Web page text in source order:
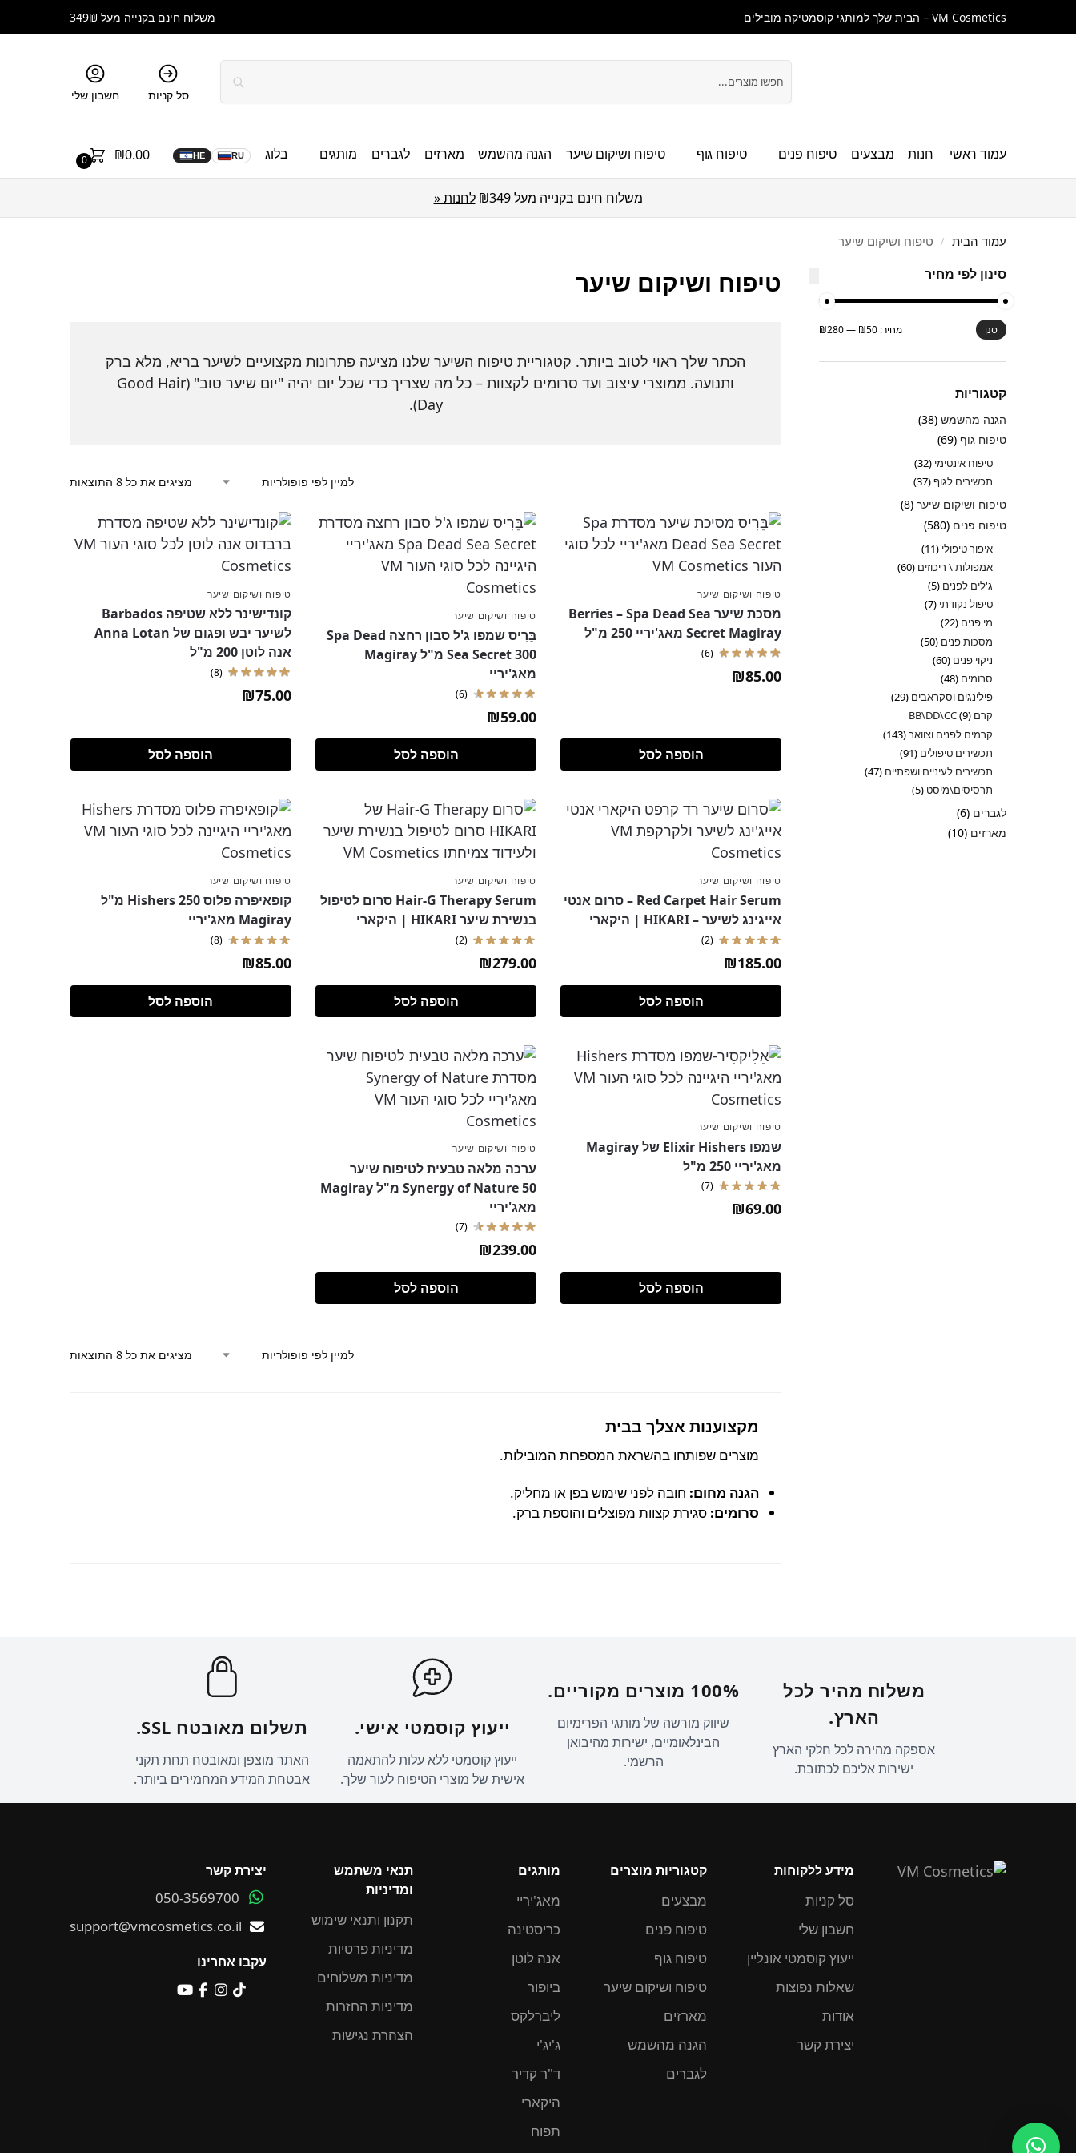
VM Cosmetics – הבית שלך למותגי קוסמטיקה מובילים משלוח חינם בקנייה מעל 349₪
סל קניות חשבון שלי
עמוד ראשי חנות מבצעים טיפוח פנים טיפוח גוף טיפוח ושיקום שיער הגנה מהשמש מארזים לגברים מותגים בלוג HE RU
₪0.00
0
משלוח חינם בקנייה מעל ₪349 לחנות «
עמוד הבית / טיפוח ושיקום שיער
טיפוח ושיקום שיער
הכתר שלך ראוי לטוב ביותר. קטגוריית טיפוח השיער שלנו מציעה פתרונות מקצועיים לשיער בריא, מלא ברק
ותנועה. ממוצרי עיצוב ועד סרומים לקצוות – כל מה שצריך כדי שכל יום יהיה "יום שיער טוב" (Good Hair
Day).
מציגים את כל ⁦8⁩ התוצאות
טיפוח ושיקום שיער
מסכת שיער Berries – Spa Dead Sea
Secret Magiray מאג'יריי 250 מ"ל
(6)
₪85.00
הוספה לסל
טיפוח ושיקום שיער
בֵּרִיס שמפו ג'ל סבון רחצה Spa Dead
Sea Secret 300 מ"ל Magiray
מאג'יריי
(6)
₪59.00
הוספה לסל
טיפוח ושיקום שיער
קונדישינר ללא שטיפה Barbados
לשיער יבש ופגום של Anna Lotan
אנה לוטן 200 מ"ל
(8)
₪75.00
הוספה לסל
טיפוח ושיקום שיער
Red Carpet Hair Serum – סרום אנטי
אייגינג לשיער – HIKARI | היקארי
(2)
₪185.00
הוספה לסל
טיפוח ושיקום שיער
Hair-G Therapy Serum סרום לטיפול
בנשירת שיער HIKARI | היקארי
(2)
₪279.00
הוספה לסל
טיפוח ושיקום שיער
קופאיפרה פלוס Hishers 250 מ"ל
Magiray מאג'יריי
(8)
₪85.00
הוספה לסל
טיפוח ושיקום שיער
שמפו Elixir Hishers של Magiray
מאג'יריי 250 מ"ל
(7)
₪69.00
הוספה לסל
טיפוח ושיקום שיער
ערכה מלאה טבעית לטיפוח שיער
Synergy of Nature 50 מ"ל Magiray
מאג'יריי
(7)
₪239.00
הוספה לסל
מציגים את כל ⁦8⁩ התוצאות
מקצוענות אצלך בבית
מוצרים שפותחו בהשראת המספרות המובילות.
הגנה מחום: חובה לפני שימוש בפן או מחליק.
סרומים: סגירת קצוות מפוצלים והוספת ברק.
סינון לפי מחיר
סנן מחיר: ₪50
—
₪280
קטגוריות
הגנה מהשמש 38
טיפוח גוף 69
טיפוח אינטימי 32
תכשירים לגוף 37
טיפוח ושיקום שיער 8
טיפוח פנים 580
איפור טיפולי 11
אמפולות \ ריכוזים 60
ג'לים לפנים 5
טיפול נקודתי 7
מי פנים 22
מסכות פנים 50
ניקוי פנים 60
סרומים 48
פילינגים וסקראבים 29
קרם BB\DD\CC 9
קרמים לפנים וצוואר 143
תכשירים טיפולים 91
תכשירים לעיניים ושפתיים 47
תרסיסים\מיסט 5
לגברים 6
מארזים 10
משלוח מהיר לכל
הארץ.
אספקה מהירה לכל חלקי הארץ
ישירות אליכם לכתובת.
100% מוצרים מקוריים.
שיווק מורשה של מותגי הפרימיום
הבינלאומיים, ישירות מהיבואן
הרשמי.
ייעוץ קוסמטי אישי.
ייעוץ קוסמטי ללא עלות להתאמה
אישית של מוצרי הטיפוח לעור שלך.
תשלום מאובטח SSL.
האתר מוצפן ומאובטח תחת תקני
אבטחת המידע המחמירים ביותר.
מידע ללקוחות
סל קניות
חשבון שלי
ייעוץ קוסמטי אונליין
שאלות נפוצות
אודות
יצירת קשר
קטגוריות מוצרים
מבצעים
טיפוח פנים
טיפוח גוף
טיפוח ושיקום שיער
מארזים
הגנה מהשמש
לגברים
מותגים
מאג'יריי
כריסטינה
אנה לוטן
ביופור
ליברלקס
ג'יג'י
ד"ר קדיר
היקארי
תפוח
תנאי משתמש
ומדיניות
תקנון ותנאי שימוש
מדיניות פרטיות
מדיניות משלוחים
מדיניות החזרות
הצהרת נגישות
יצירת קשר
support@vmcosmetics.co.il
עקבו אחרינו